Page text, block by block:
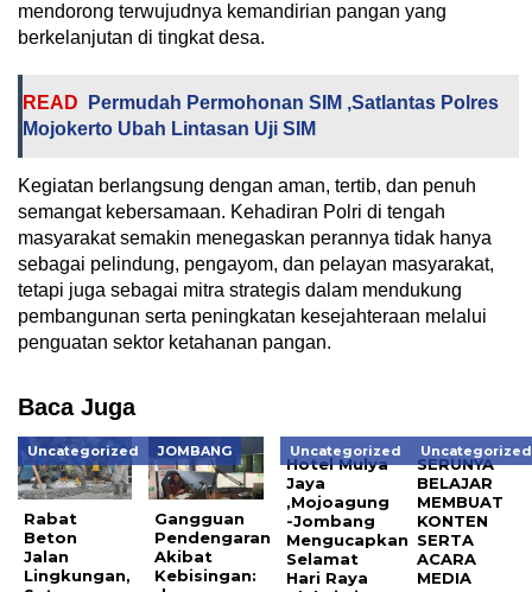
mendorong terwujudnya kemandirian pangan yang
berkelanjutan di tingkat desa.
READ
Permudah Permohonan SIM ,Satlantas Polres
Mojokerto Ubah Lintasan Uji SIM
Kegiatan berlangsung dengan aman, tertib, dan penuh
semangat kebersamaan. Kehadiran Polri di tengah
masyarakat semakin menegaskan perannya tidak hanya
sebagai pelindung, pengayom, dan pelayan masyarakat,
tetapi juga sebagai mitra strategis dalam mendukung
pembangunan serta peningkatan kesejahteraan melalui
penguatan sektor ketahanan pangan.
Baca Juga
Uncategorized
Rabat
Beton
Jalan
Lingkungan,
JOMBANG
Gangguan
Pendengaran
Akibat
Kebisingan:
Uncategorized
Hotel Mulya
Jaya
,Mojoagung
-Jombang
Mengucapkan
Selamat
Hari Raya
Uncategorized
SERUNYA
BELAJAR
MEMBUAT
KONTEN
SERTA
ACARA
MEDIA